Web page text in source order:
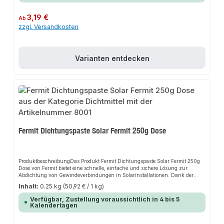
Kesselanlagen Öfen HerdeProduktdaten Fermit Dichtungskitt Feuerfester
Kesselkitt Froschmarke DoseIn unserem Sortiment finden Sie auch weitere
Dichtstoffe sowie Montagezubehör für Ihre Projekte.
Regulärer Preis:
Ab3,19 €
zzgl. Versandkosten
Varianten entdecken
Fermit Dichtungspaste Solar Fermit 250g Dose
ProduktbeschreibungDas Produkt Fermit Dichtungspaste Solar Fermit 250g
Dose von Fermit bietet eine schnelle, einfache und sichere Lösung zur
Abdichtung von Gewindeverbindungen in Solarinstallationen. Dank der
druck- und hitzebeständigen Eigenschaften sorgt es für perfekten Halt und
passt sich flexibel an verschiedene Anwendungsbereiche an. Das robuste
Design und die einfache Anwendung machen dieses Produkt zu einer
zuverlässigen Wahl für jede Installation.Eigenschaften Druck- und
hitzebeständig Leicht und sauber zu verarbeiten Klebt nicht, verhärtet nicht
Inhalt: 0.25 kg (50,92 € / 1 kg)
Verfügbar, Zustellung voraussichtlich in 4 bis 5
Kalendertagen